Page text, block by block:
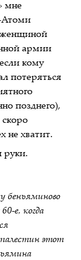
мне
Атоми
женщиной
армии
кому
потеряться
позднего),
скоро
не хватит.
руки.
беньяминово
е, когда
этот